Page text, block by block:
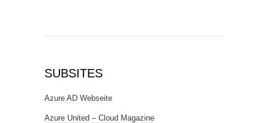
SUBSITES
Azure AD Webseite
Azure United – Cloud Magazine